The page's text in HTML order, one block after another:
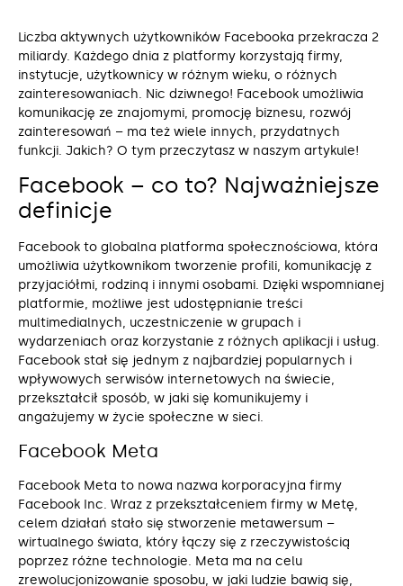
Liczba aktywnych użytkowników Facebooka przekracza 2
miliardy. Każdego dnia z platformy korzystają firmy,
instytucje, użytkownicy w różnym wieku, o różnych
zainteresowaniach. Nic dziwnego! Facebook umożliwia
komunikację ze znajomymi, promocję biznesu, rozwój
zainteresowań – ma też wiele innych, przydatnych
funkcji. Jakich? O tym przeczytasz w naszym artykule!
Facebook – co to? Najważniejsze
definicje
Facebook to globalna platforma społecznościowa, która
umożliwia użytkownikom tworzenie profili, komunikację z
przyjaciółmi, rodziną i innymi osobami. Dzięki wspomnianej
platformie, możliwe jest udostępnianie treści
multimedialnych, uczestniczenie w grupach i
wydarzeniach oraz korzystanie z różnych aplikacji i usług.
Facebook stał się jednym z najbardziej popularnych i
wpływowych serwisów internetowych na świecie,
przekształcił sposób, w jaki się komunikujemy i
angażujemy w życie społeczne w sieci.
Facebook Meta
Facebook Meta to nowa nazwa korporacyjna firmy
Facebook Inc. Wraz z przekształceniem firmy w Metę,
celem działań stało się stworzenie metawersum –
wirtualnego świata, który łączy się z rzeczywistością
poprzez różne technologie. Meta ma na celu
zrewolucjonizowanie sposobu, w jaki ludzie bawią się,